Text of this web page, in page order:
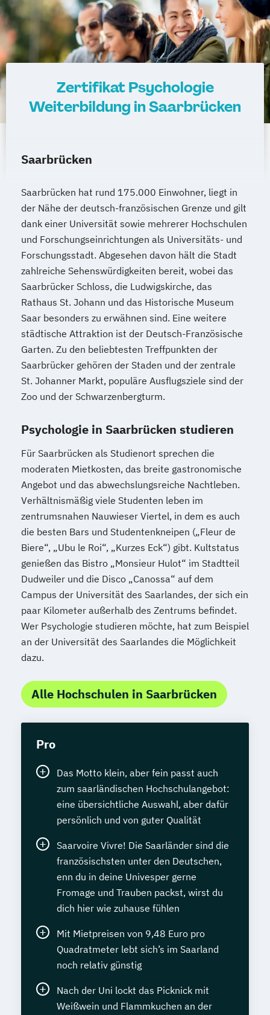
Zertifikat Psychologie
Weiterbildung in Saarbrücken
Saarbrücken
Saarbrücken hat rund 175.000 Einwohner, liegt in
der Nähe der deutsch-französischen Grenze und gilt
dank einer Universität sowie mehrerer Hochschulen
und Forschungseinrichtungen als Universitäts- und
Forschungsstadt. Abgesehen davon hält die Stadt
zahlreiche Sehenswürdigkeiten bereit, wobei das
Saarbrücker Schloss, die Ludwigskirche, das
Rathaus St. Johann und das Historische Museum
Saar besonders zu erwähnen sind. Eine weitere
städtische Attraktion ist der Deutsch-Französische
Garten. Zu den beliebtesten Treffpunkten der
Saarbrücker gehören der Staden und der zentrale
St. Johanner Markt, populäre Ausflugsziele sind der
Zoo und der Schwarzenbergturm.
Psychologie in Saarbrücken studieren
Für Saarbrücken als Studienort sprechen die
moderaten Mietkosten, das breite gastronomische
Angebot und das abwechslungsreiche Nachtleben.
Verhältnismäßig viele Studenten leben im
zentrumsnahen Nauwieser Viertel, in dem es auch
die besten Bars und Studentenkneipen („Fleur de
Biere“, „Ubu le Roi“, „Kurzes Eck“) gibt. Kultstatus
genießen das Bistro „Monsieur Hulot“ im Stadtteil
Dudweiler und die Disco „Canossa“ auf dem
Campus der Universität des Saarlandes, der sich ein
paar Kilometer außerhalb des Zentrums befindet.
Wer Psychologie studieren möchte, hat zum Beispiel
an der Universität des Saarlandes die Möglichkeit
dazu.
Alle Hochschulen in Saarbrücken
Pro
Das Motto klein, aber fein passt auch
zum saarländischen Hochschulangebot:
eine übersichtliche Auswahl, aber dafür
persönlich und von guter Qualität
Saarvoire Vivre! Die Saarländer sind die
französischsten unter den Deutschen,
enn du in deine Univesper gerne
Fromage und Trauben packst, wirst du
dich hier wie zuhause fühlen
Mit Mietpreisen von 9,48 Euro pro
Quadratmeter lebt sich’s im Saarland
noch relativ günstig
Nach der Uni lockt das Picknick mit
Weißwein und Flammkuchen an der